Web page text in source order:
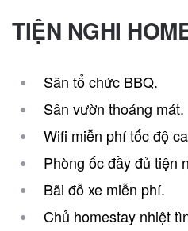
TIỆN NGHI
Sân tổ chức BBQ.
Sân vườn thoáng mát.
Wifi miễn phí tốc độ
Phòng ốc đầy đủ tiện
Bãi đỗ xe miễn phí.
Chủ homestay nhiệt